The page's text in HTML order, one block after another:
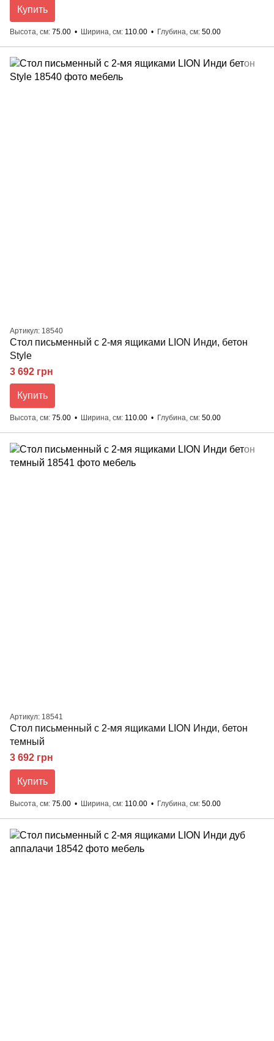
Купить
Высота, см 75.00 Ширина, см 110.00 Глубина, см 50.00
Артикул: 18540
Стол письменный с 2-мя ящиками LION Инди, бетон
Style
3 692 грн
Купить
Высота, см 75.00 Ширина, см 110.00 Глубина, см 50.00
Артикул: 18541
Стол письменный с 2-мя ящиками LION Инди, бетон
темный
3 692 грн
Купить
Высота, см 75.00 Ширина, см 110.00 Глубина, см 50.00